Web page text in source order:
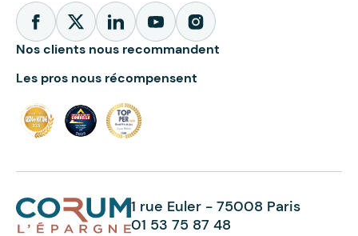
Nos clients nous recommandent
Les pros nous récompensent
1 rue Euler - 75008 Paris
01 53 75 87 48